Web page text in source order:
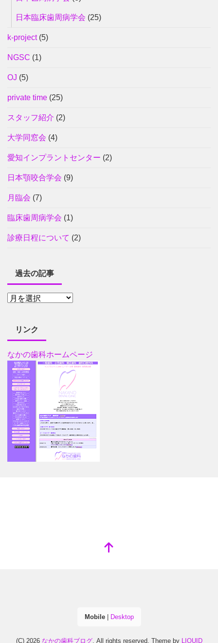
日本臨床歯周病学会 (25)
k-project(5)
NGSC (1)
OJ (5)
private time (25)
スタッフ紹介 (2)
大学同窓会 (4)
愛知インプラントセンター (2)
日本顎咬合学会 (9)
月臨会 (7)
臨床歯周病学会 (1)
診療日程について (2)
過去の記事
リンク
なかの歯科ホームページ
Mobile| Desktop
(C) 2026 なかの歯科ブログ. All rights reserved. Theme by LIQUID